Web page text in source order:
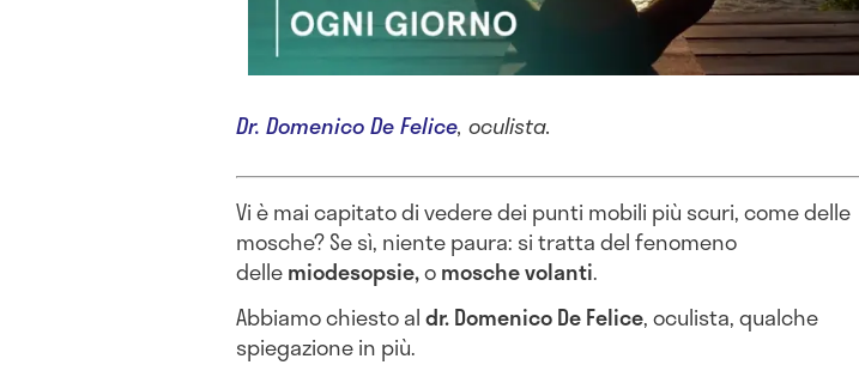
Dr. Domenico De Felice, oculista.
Vi è mai capitato di vedere dei punti mobili più scuri, come delle
mosche? Se sì, niente paura: si tratta del fenomeno
dellemiodesopsie,omosche volanti.
Abbiamo chiesto aldr. Domenico De Felice, oculista, qualche
spiegazione in più.